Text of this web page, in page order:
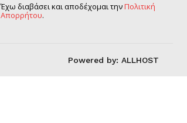
Έχω διαβάσει και αποδέχομαι τηνΠολιτική
Απορρήτου.
Powered by: ALLHOST